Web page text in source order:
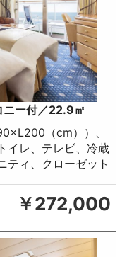
ー付／22.9㎡
（cm））、
イレ、テレビ、冷蔵
ティ、クローゼット
￥272,000